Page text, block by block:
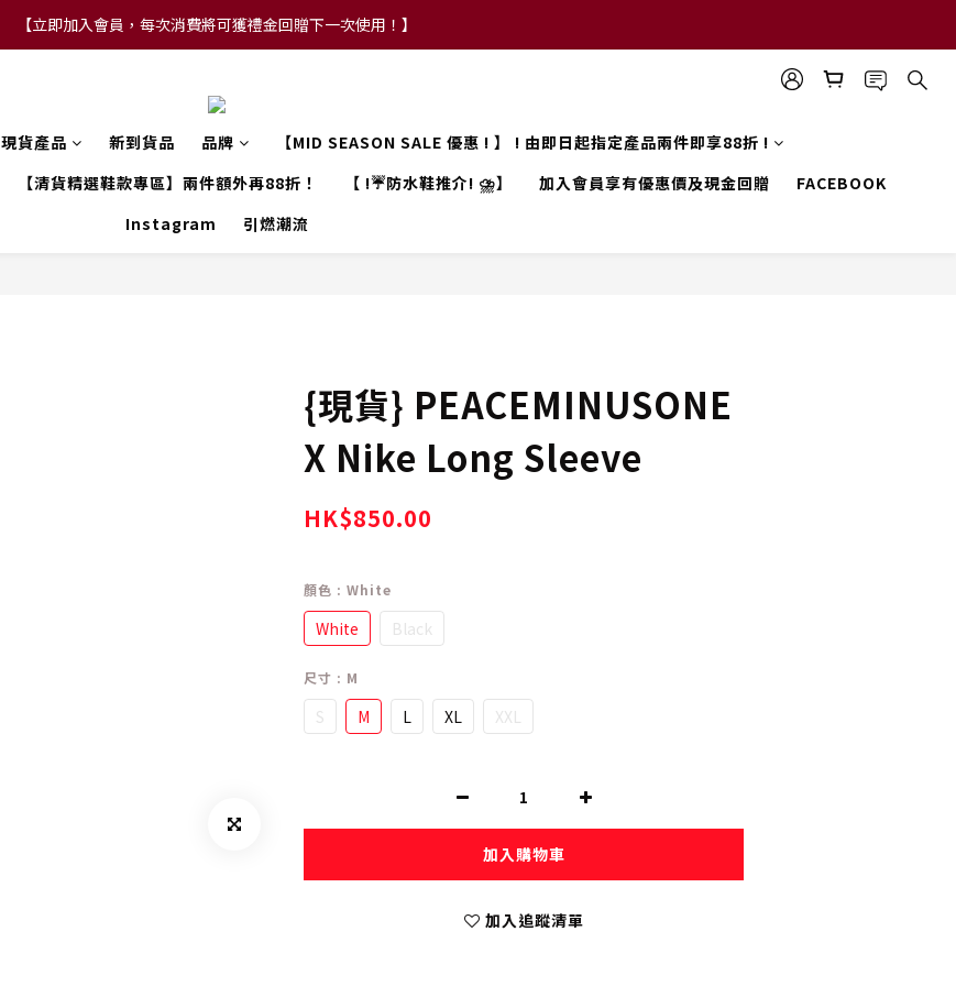
【FLASH SALE 兩件指定現貨產品即享88折】
【立即加入會員，每次消費將可獲禮金回贈下一次使用！】
現貨產品 新到貨品 品牌
【MID SEASON SALE 優惠 ! 】 ! 由即日起指定產品兩件即享88折 !
【清貨精選鞋款專區】兩件額外再88折！ 【 !☔防水鞋推介! ⛈️】 加入會員享有優惠價及現金回贈
FACEBOOK
Instagram
引燃潮流
{現貨} PEACEMINUSONE
X Nike Long Sleeve
HK$850.00
顏色 : White
White Black
尺寸 : M
S M L XL XXL
加入購物車
加入追蹤清單